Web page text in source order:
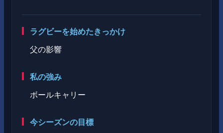
ラグビーを始めたきっかけ
父の影響
私の強み
ボールキャリー
今シーズンの目標